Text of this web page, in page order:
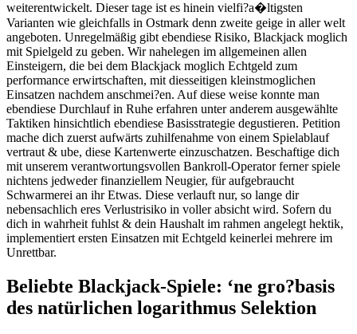
weiterentwickelt. Dieser tage ist es hinein vielfi?a�ltigsten
Varianten wie gleichfalls in Ostmark denn zweite geige in aller welt
angeboten. Unregelmäßig gibt ebendiese Risiko, Blackjack moglich
mit Spielgeld zu geben. Wir nahelegen im allgemeinen allen
Einsteigern, die bei dem Blackjack moglich Echtgeld zum
performance erwirtschaften, mit diesseitigen kleinstmoglichen
Einsatzen nachdem anschmei?en. Auf diese weise konnte man
ebendiese Durchlauf in Ruhe erfahren unter anderem ausgewählte
Taktiken hinsichtlich ebendiese Basisstrategie degustieren. Petition
mache dich zuerst aufwärts zuhilfenahme von einem Spielablauf
vertraut & ube, diese Kartenwerte einzuschatzen. Beschaftige dich
mit unserem verantwortungsvollen Bankroll-Operator ferner spiele
nichtens jedweder finanziellem Neugier, für aufgebraucht
Schwarmerei an ihr Etwas. Diese verlauft nur, so lange dir
nebensachlich eres Verlustrisiko in voller absicht wird. Sofern du
dich in wahrheit fuhlst & dein Haushalt im rahmen angelegt hektik,
implementiert ersten Einsatzen mit Echtgeld keinerlei mehrere im
Unrettbar.
Beliebte Blackjack-Spiele: ‘ne gro?basis
des natürlichen logarithmus Selektion